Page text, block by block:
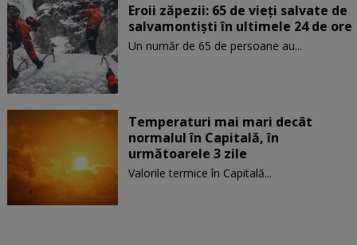
Eroii zăpezii: 65 de vieți salvate de
salvamontiști în ultimele 24 de ore
Un număr de 65 de persoane au...
Temperaturi mai mari decât
normalul în Capitală, în
următoarele 3 zile
Valorile termice în Capitală...